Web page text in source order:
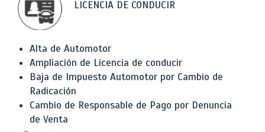
LICENCIA DE CONDUCIR
Alta de Automotor
Ampliación de Licencia de conducir
Baja de Impuesto Automotor por Cambio de
Radicación
Cambio de Responsable de Pago por Denuncia
de Venta